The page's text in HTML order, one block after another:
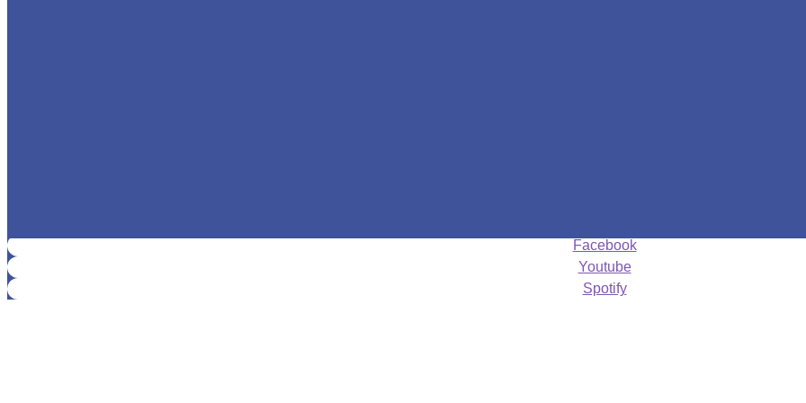
Facebook
Youtube
Spotify